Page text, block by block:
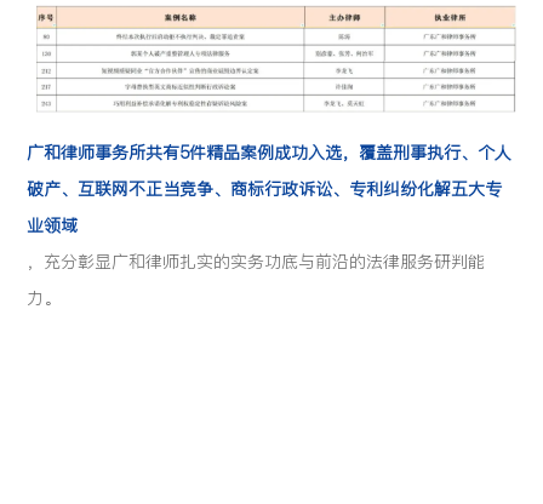
广和律师事务所共有5件精品案例成功入选，覆盖刑事执行、个人
破产、互联网不正当竞争、商标行政诉讼、专利纠纷化解五大专
业领域
，充分彰显广和律师扎实的实务功底与前沿的法律服务研判能
力。